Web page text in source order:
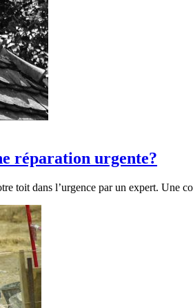
réparation urgente?
toit dans l’urgence par un expert. Une